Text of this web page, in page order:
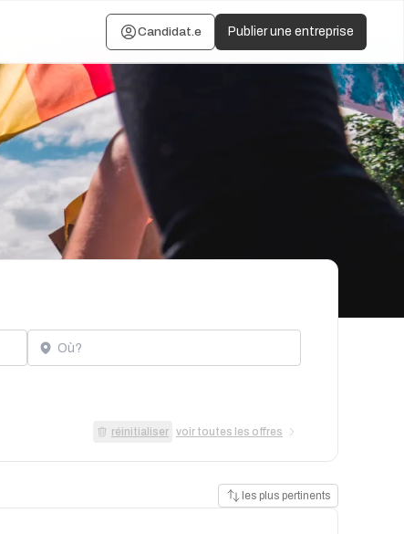
Candidat.e Publier une entreprise
Localisation
réinitialiser voir toutes les offres
les plus pertinents